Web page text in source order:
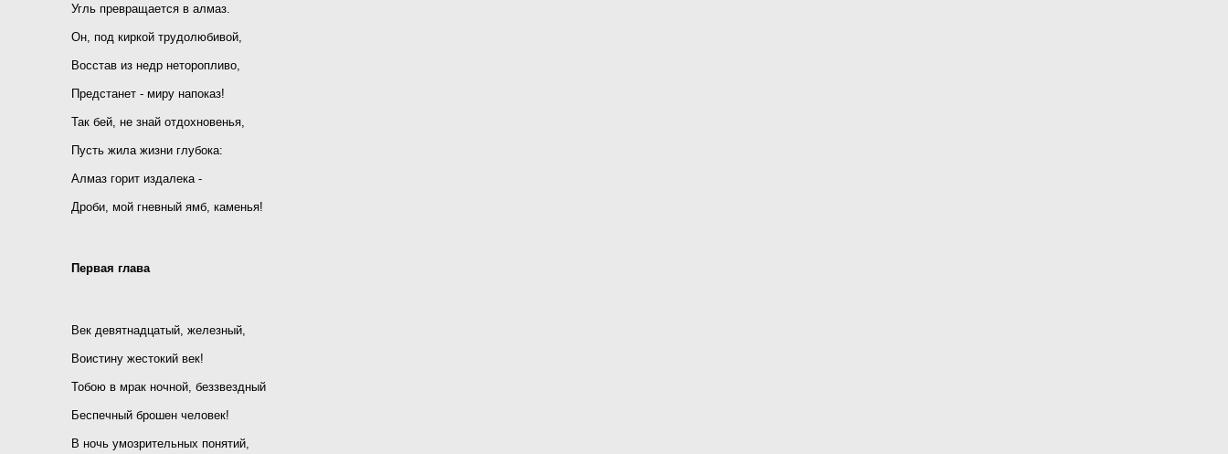
Угль превращается в алмаз.
Он, под киркой трудолюбивой,
Восстав из недр неторопливо,
Предстанет - миру напоказ!
Так бей, не знай отдохновенья,
Пусть жила жизни глубока:
Алмаз горит издалека -
Дроби, мой гневный ямб, каменья!
Первая глава
Век девятнадцатый, железный,
Воистину жестокий век!
Тобою в мрак ночной, беззвездный
Беспечный брошен человек!
В ночь умозрительных понятий,